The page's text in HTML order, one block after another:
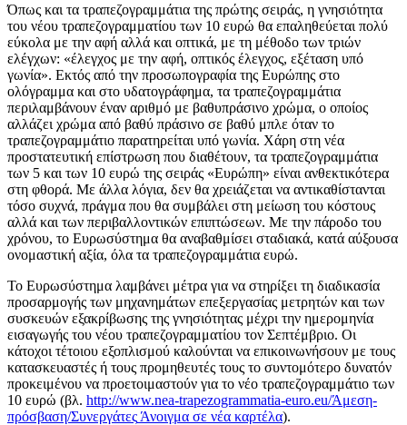
Όπως και τα τραπεζογραμμάτια της πρώτης σειράς, η γνησιότητα
του νέου τραπεζογραμματίου των 10 ευρώ θα επαληθεύεται πολύ
εύκολα με την αφή αλλά και οπτικά, με τη μέθοδο των τριών
ελέγχων: «έλεγχος με την αφή, οπτικός έλεγχος, εξέταση υπό
γωνία». Εκτός από την προσωπογραφία της Ευρώπης στο
ολόγραμμα και στο υδατογράφημα, τα τραπεζογραμμάτια
περιλαμβάνουν έναν αριθμό με βαθυπράσινο χρώμα, ο οποίος
αλλάζει χρώμα από βαθύ πράσινο σε βαθύ μπλε όταν το
τραπεζογραμμάτιο παρατηρείται υπό γωνία. Χάρη στη νέα
προστατευτική επίστρωση που διαθέτουν, τα τραπεζογραμμάτια
των 5 και των 10 ευρώ της σειράς «Ευρώπη» είναι ανθεκτικότερα
στη φθορά. Με άλλα λόγια, δεν θα χρειάζεται να αντικαθίστανται
τόσο συχνά, πράγμα που θα συμβάλει στη μείωση του κόστους
αλλά και των περιβαλλοντικών επιπτώσεων. Με την πάροδο του
χρόνου, το Ευρωσύστημα θα αναβαθμίσει σταδιακά, κατά αύξουσα
ονομαστική αξία, όλα τα τραπεζογραμμάτια ευρώ.
Το Ευρωσύστημα λαμβάνει μέτρα για να στηρίξει τη διαδικασία
προσαρμογής των μηχανημάτων επεξεργασίας μετρητών και των
συσκευών εξακρίβωσης της γνησιότητας μέχρι την ημερομηνία
εισαγωγής του νέου τραπεζογραμματίου τον Σεπτέμβριο. Οι
κάτοχοι τέτοιου εξοπλισμού καλούνται να επικοινωνήσουν με τους
κατασκευαστές ή τους προμηθευτές τους το συντομότερο δυνατόν
προκειμένου να προετοιμαστούν για το νέο τραπεζογραμμάτιο των
10 ευρώ (βλ. http://www.nea-trapezogrammatia-euro.eu/Άμεση-
πρόσβαση/Συνεργάτες Άνοιγμα σε νέα καρτέλα).